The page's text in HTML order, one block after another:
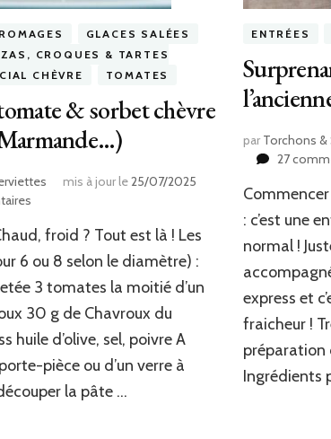
GLACES SALÉES
CROQUES & TARTES
CHÈVRE TOMATES
& sorbet chèvre
mis à jour le25/07/2025
tomate
&
chèvre
(et
virée
à
Marmande…)
froid ? Tout est là ! Les
6 ou 8 selon le diamètre) :
3 tomates la moitié d’un
30 g de Chavroux du
huile d’olive, sel, poivre A
pièce ou d’un verre à
la pâte …
ENTRÉES
par Torchons
27
: c’est une
normal !
express et
fraicheur !
préparation
Ingrédients